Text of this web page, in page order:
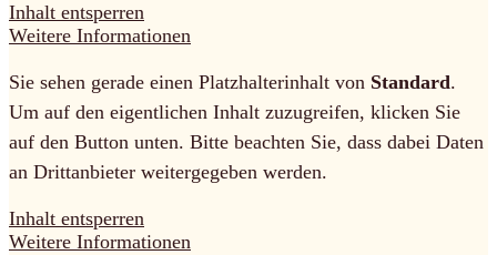
Inhalt entsperren
Weitere Informationen
Sie sehen gerade einen Platzhalterinhalt von Standard.
Um auf den eigentlichen Inhalt zuzugreifen, klicken Sie
auf den Button unten. Bitte beachten Sie, dass dabei Daten
an Drittanbieter weitergegeben werden.
Inhalt entsperren
Weitere Informationen